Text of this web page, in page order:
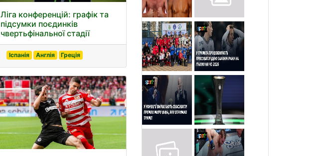
Ліга конференцій: графік та
підсумки поєдинків
чвертьфінальної стадії
Іспанія Англія Греція